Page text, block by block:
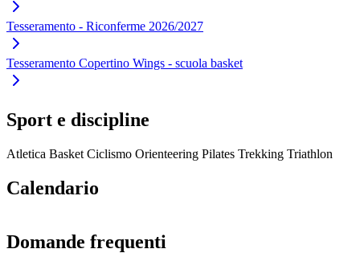
Tesseramento - Riconferme 2026/2027
Tesseramento Copertino Wings - scuola basket
Sport e discipline
Atletica Basket Ciclismo Orienteering Pilates Trekking Triathlon
Calendario
Domande frequenti